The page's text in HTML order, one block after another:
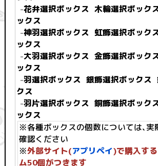
-花弁選択ボックス 木輪選択ボック
ックス
-神羽選択ボックス 虹飾選択ボック
ックス
-大羽選択ボックス 金飾選択ボック
ックス
-羽選択ボックス 銀飾選択ボックス
クス
-羽片選択ボックス 銅飾選択ボック
ックス
※各種ボックスの個数については、実
確認ください
※外部サイト(アプリペイ)で購入する
ム50個がつきます